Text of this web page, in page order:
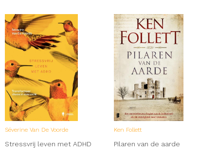
Séverine Van De Voorde
Stressvrij leven met ADHD
Ken Follett
Pilaren van de aarde